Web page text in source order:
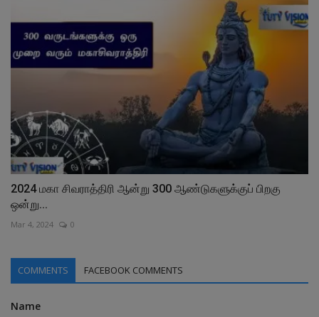
2024 மகா சிவராத்திரி ஆன்று 300 ஆண்டுகளுக்குப் பிறகு
ஒன்று...
Mar 4, 2024 0
COMMENTS FACEBOOK COMMENTS
Name